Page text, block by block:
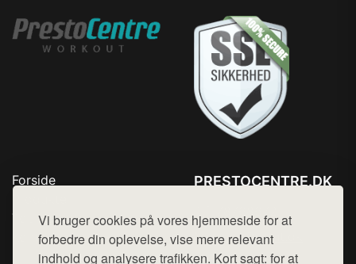
Vi bruger cookies på vores hjemmeside for at
forbedre din oplevelse, vise mere relevant
indhold og analysere trafikken. Kort sagt: for at
Forside
Top Rabatter
Kontakt
PRESTOCENTRE.DK
Mail: hej@want.dk